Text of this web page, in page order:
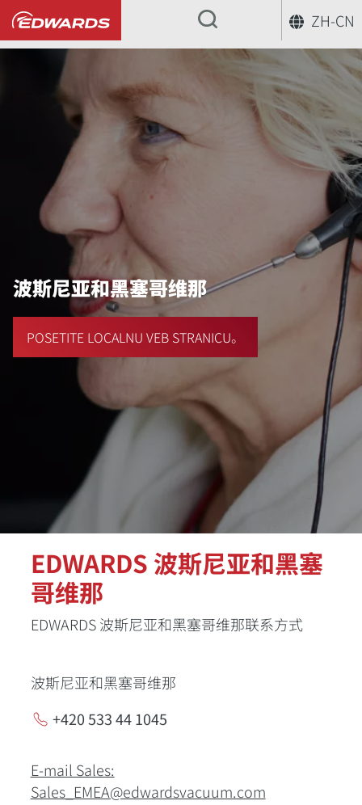
ZH-CN
...
波斯尼亚和黑塞哥维那
POSETITE LOCALNU VEB STRANICU。
EDWARDS 波斯尼亚和黑塞
哥维那
EDWARDS 波斯尼亚和黑塞哥维那联系方式
波斯尼亚和黑塞哥维那
+420 533 44 1045
E-mail Sales:
Sales_EMEA@edwardsvacuum.com